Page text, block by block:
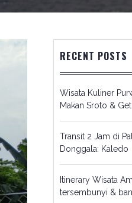
RECENT POSTS
Wisata Kuliner
Makan Sroto &
Transit 2 Jam di
Donggala: Kaledo
Itinerary Wisata
tersembunyi &